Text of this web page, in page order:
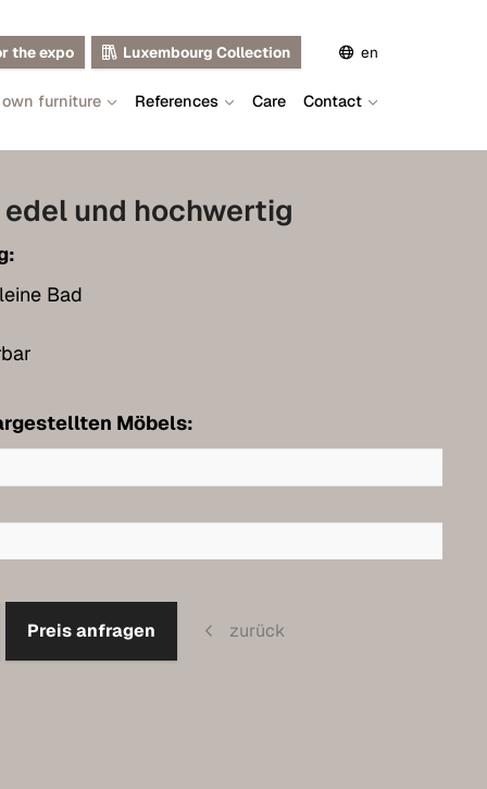
the expo Luxembourg Collection en
de
fr
furniture References Care Contact
und hochwertig
Bad
Möbels:
Preis anfragen zurück